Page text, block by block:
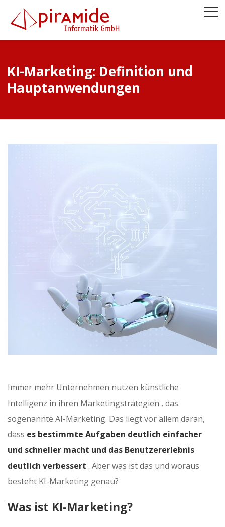
KI-Marketing: Definition und
Hauptanwendungen
Immer mehr Unternehmen nutzen künstliche
Intelligenz in ihren Marketingstrategien , das
sogenannte AI-Marketing. Das liegt vor allem daran,
dass es bestimmte Aufgaben deutlich einfacher
und schneller macht und das Benutzererlebnis
deutlich verbessert . Aber was ist das und woraus
besteht KI-Marketing genau?
Was ist KI-Marketing?